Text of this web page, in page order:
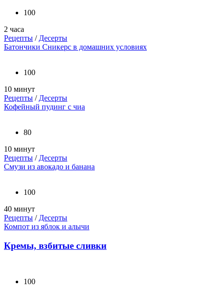
100
2 часа
Рецепты / Десерты
Батончики Сникерс в домашних условиях
100
10 минут
Рецепты / Десерты
Кофейный пудинг с чиа
80
10 минут
Рецепты / Десерты
Смузи из авокадо и банана
100
40 минут
Рецепты / Десерты
Компот из яблок и алычи
Кремы, взбитые сливки
100